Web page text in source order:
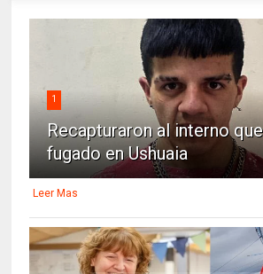
1
Recapturaron al interno
fugado en Ushuaia
Leer Mas